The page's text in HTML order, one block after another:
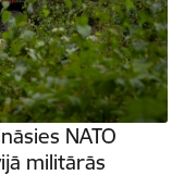
NATO
militārās